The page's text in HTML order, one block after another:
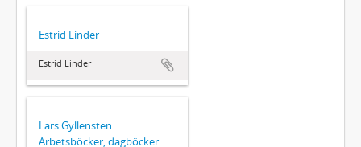
Estrid Linder
Estrid Linder
Lars Gyllensten:
Arbetsböcker, dagböcker